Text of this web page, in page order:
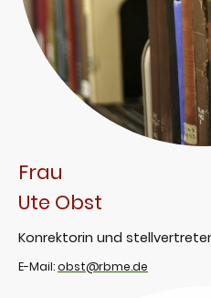
Frau
Ute Obst
Konrektorin und
E-Mail:obst@rbme.de